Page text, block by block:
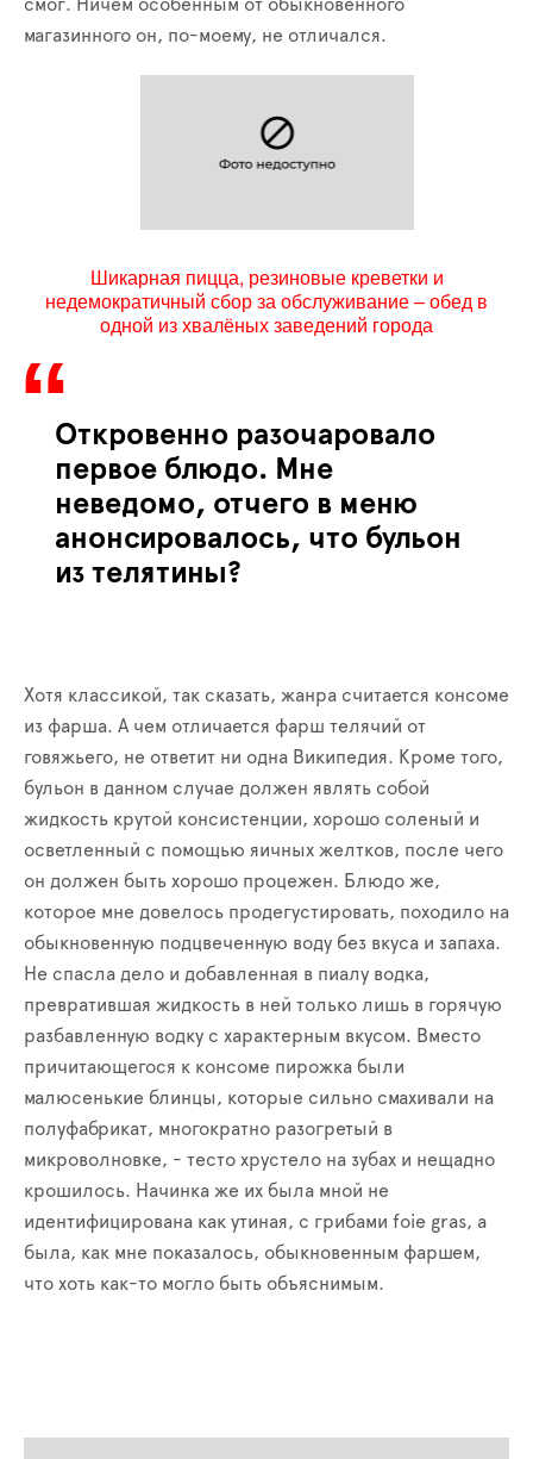
смог. Ничем особенным от обыкновенного
магазинного он, по-моему, не отличался.
Шикарная пицца, резиновые креветки и
недемократичный сбор за обслуживание – обед в
одной из хвалёных заведений города
Откровенно разочаровало
первое блюдо. Мне
неведомо, отчего в меню
анонсировалось, что бульон
из телятины?
Хотя классикой, так сказать, жанра считается консоме
из фарша. А чем отличается фарш телячий от
говяжьего, не ответит ни одна Википедия. Кроме того,
бульон в данном случае должен являть собой
жидкость крутой консистенции, хорошо соленый и
осветленный с помощью яичных желтков, после чего
он должен быть хорошо процежен. Блюдо же,
которое мне довелось продегустировать, походило на
обыкновенную подцвеченную воду без вкуса и запаха.
Не спасла дело и добавленная в пиалу водка,
превратившая жидкость в ней только лишь в горячую
разбавленную водку с характерным вкусом. Вместо
причитающегося к консоме пирожка были
малюсенькие блинцы, которые сильно смахивали на
полуфабрикат, многократно разогретый в
микроволновке, - тесто хрустело на зубах и нещадно
крошилось. Начинка же их была мной не
идентифицирована как утиная, с грибами foie gras, а
была, как мне показалось, обыкновенным фаршем,
что хоть как-то могло быть объяснимым.